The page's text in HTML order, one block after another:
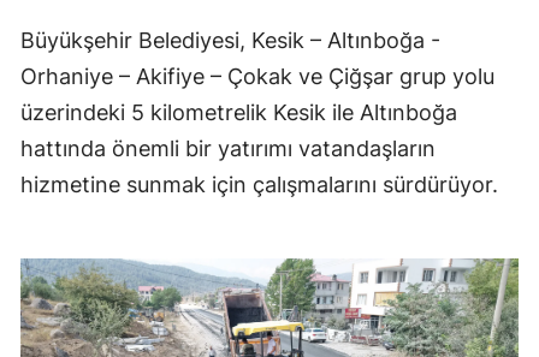
Büyükşehir Belediyesi, Kesik – Altınboğa -
Orhaniye – Akifiye – Çokak ve Çiğşar grup yolu
üzerindeki 5 kilometrelik Kesik ile Altınboğa
hattında önemli bir yatırımı vatandaşların
hizmetine sunmak için çalışmalarını sürdürüyor.